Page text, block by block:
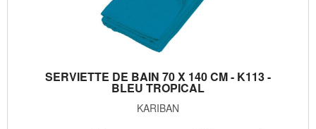
SERVIETTE DE BAIN 70 X 140 CM - K113 -
BLEU TROPICAL
KARIBAN